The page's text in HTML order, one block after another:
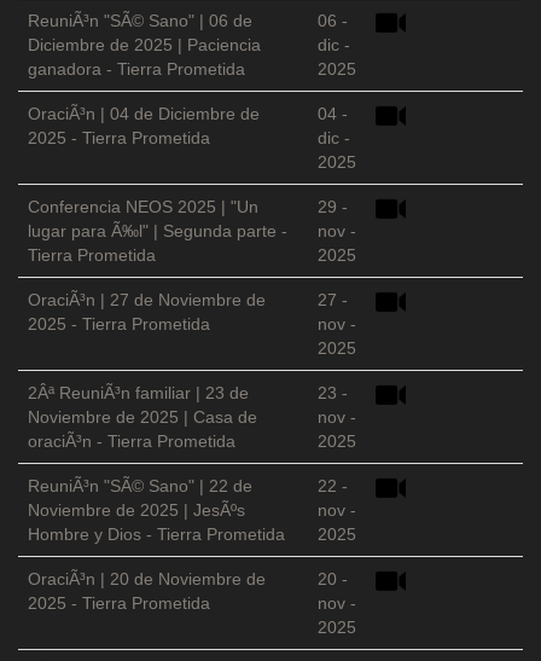
ReuniÃ³n "SÃ© Sano" | 06 de
Diciembre de 2025 | Paciencia
ganadora - Tierra Prometida
06 -
dic -
2025
OraciÃ³n | 04 de Diciembre de
2025 - Tierra Prometida
04 -
dic -
2025
Conferencia NEOS 2025 | "Un
lugar para Ã‰l" | Segunda parte -
Tierra Prometida
29 -
nov -
2025
OraciÃ³n | 27 de Noviembre de
2025 - Tierra Prometida
27 -
nov -
2025
2Âª ReuniÃ³n familiar | 23 de
Noviembre de 2025 | Casa de
oraciÃ³n - Tierra Prometida
23 -
nov -
2025
ReuniÃ³n "SÃ© Sano" | 22 de
Noviembre de 2025 | JesÃºs
Hombre y Dios - Tierra Prometida
22 -
nov -
2025
OraciÃ³n | 20 de Noviembre de
2025 - Tierra Prometida
20 -
nov -
2025